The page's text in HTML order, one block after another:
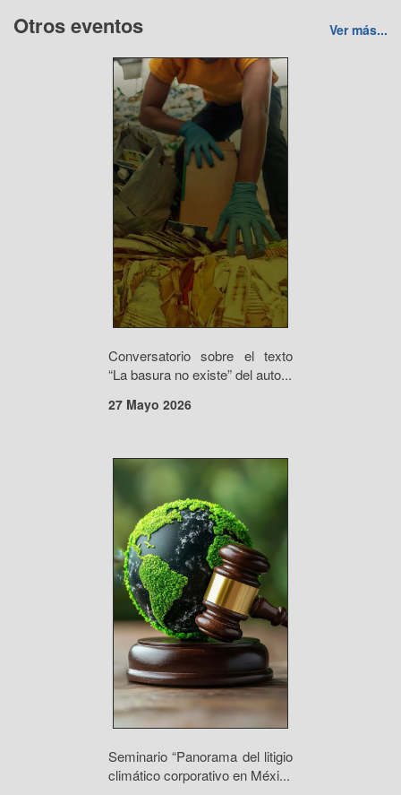
Otros eventos Ver más...
Conversatorio sobre el texto
“La basura no existe” del auto...
27 Mayo 2026
Seminario “Panorama del litigio
climático corporativo en Méxi...